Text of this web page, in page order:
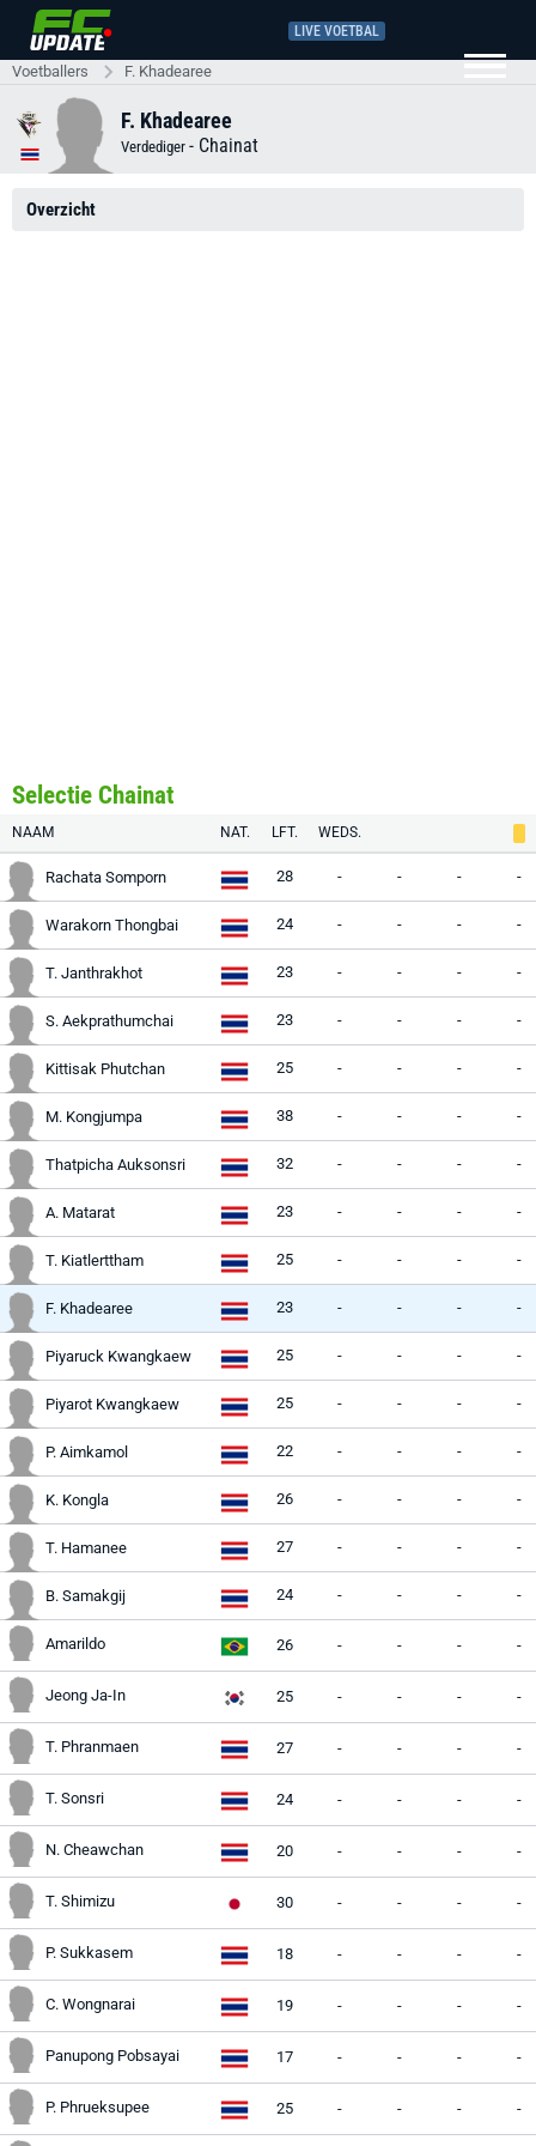
LIVE VOETBAL
Voetballers F. Khadearee
F. Khadearee
Verdediger - Chainat
Overzicht
Selectie Chainat
NAAM NAT. LFT. WEDS.
Rachata Somporn 28 - - - -
Warakorn Thongbai 24 - - - -
T. Janthrakhot 23 - - - -
S. Aekprathumchai 23 - - - -
Kittisak Phutchan 25 - - - -
M. Kongjumpa 38 - - - -
Thatpicha Auksonsri 32 - - - -
A. Matarat 23 - - - -
T. Kiatlerttham 25 - - - -
F. Khadearee 23 - - - -
Piyaruck Kwangkaew 25 - - - -
Piyarot Kwangkaew 25 - - - -
P. Aimkamol 22 - - - -
K. Kongla 26 - - - -
T. Hamanee 27 - - - -
B. Samakgij 24 - - - -
Amarildo 26 - - - -
Jeong Ja-In 25 - - - -
T. Phranmaen 27 - - - -
T. Sonsri 24 - - - -
N. Cheawchan 20 - - - -
T. Shimizu 30 - - - -
P. Sukkasem 18 - - - -
C. Wongnarai 19 - - - -
Panupong Pobsayai 17 - - - -
P. Phrueksupee 25 - - - -